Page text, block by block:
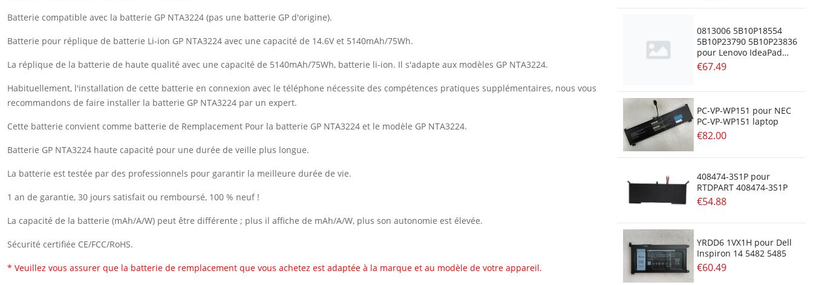
Batterie compatible avec la batterie GP NTA3224 (pas une batterie GP d'origine).
Batterie pour réplique de batterie Li-ion GP NTA3224 avec une capacité de 14.6V et 5140mAh/75Wh.
La réplique de la batterie de haute qualité avec une capacité de 5140mAh/75Wh, batterie li-ion. Il s'adapte aux modèles GP NTA3224.
Habituellement, l'installation de cette batterie en connexion avec le téléphone nécessite des compétences pratiques supplémentaires, nous vous
recommandons de faire installer la batterie GP NTA3224 par un expert.
Cette batterie convient comme batterie de Remplacement Pour la batterie GP NTA3224 et le modèle GP NTA3224.
Batterie GP NTA3224 haute capacité pour une durée de veille plus longue.
La batterie est testée par des professionnels pour garantir la meilleure durée de vie.
1 an de garantie, 30 jours satisfait ou remboursé, 100 % neuf !
La capacité de la batterie (mAh/A/W) peut être différente ; plus il affiche de mAh/A/W, plus son autonomie est élevée.
Sécurité certifiée CE/FCC/RoHS.
* Veuillez vous assurer que la batterie de remplacement que vous achetez est adaptée à la marque et au modèle de votre appareil.
0813006 5B10P18554
5B10P23790 5B10P23836
pour Lenovo IdeaPad
120S 11inch 120S-11IAP
€67.49
PC-VP-WP151 pour NEC
PC-VP-WP151 laptop
€82.00
408474-3S1P pour
RTDPART 408474-3S1P
€54.88
YRDD6 1VX1H pour Dell
Inspiron 14 5482 5485
€60.49